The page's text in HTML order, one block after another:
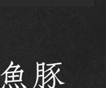
豚